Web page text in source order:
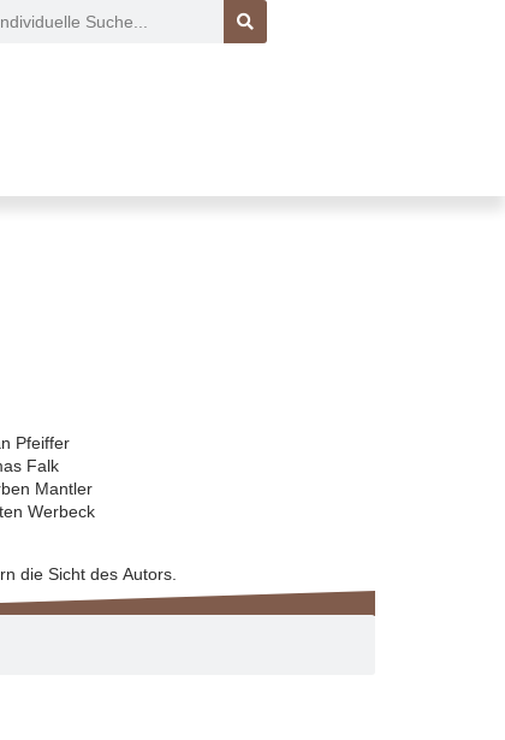
Pfeiffer
Falk
Mantler
Werbeck
die Sicht des Autors.